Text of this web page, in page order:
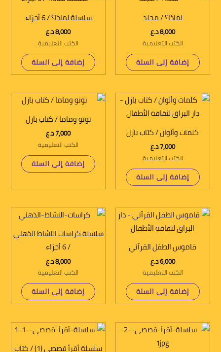
لماذا؟ / مجلد
8,000د.ع
الكتب التعليمية
إضافة إلى السلة
سلسلة لماذا؟ / 6 أجزاء
8,000د.ع
الكتب التعليمية
إضافة إلى السلة
كلمات وألوان / كتاب بازل
7,000د.ع
الكتب التعليمية
إضافة إلى السلة
نونو وماما / كتاب بازل
7,000د.ع
الكتب التعليمية
إضافة إلى السلة
قاموس الطفل القرآني
6,000د.ع
الكتب التعليمية
إضافة إلى السلة
سلسلة كراسات النشاط الذهني
/ 6 أجزاء
8,000د.ع
الكتب التعليمية
إضافة إلى السلة
سلسلة أقرأ قصصي (1) / كتاب